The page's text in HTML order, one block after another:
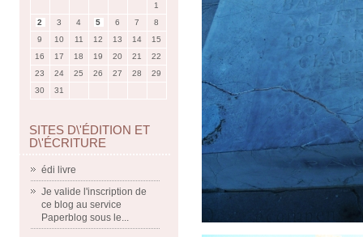
1
2
3 4 5 6 7
8
9
10 11 12 13 14
15
16
17 18 19 20 21
22
23
24 25 26 27 28
29
30
31
SITES D\'ÉDITION ET
D\'ÉCRITURE
édi livre
Je valide l'inscription de
ce blog au service
Paperblog sous le...